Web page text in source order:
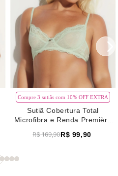
Compre 3 sutiãs com 10% OFF EXTRA
Sutiã Cobertura Total
Microfibra e Renda Première
R$ 169,90R$ 99,90